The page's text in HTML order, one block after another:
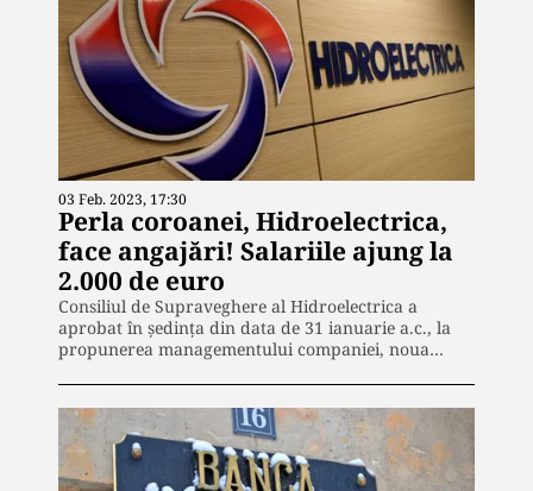
03 Feb. 2023, 17:30
Perla coroanei, Hidroelectrica,
face angajări! Salariile ajung la
2.000 de euro
Consiliul de Supraveghere al Hidroelectrica a
aprobat în ședința din data de 31 ianuarie a.c., la
propunerea managementului companiei, noua…